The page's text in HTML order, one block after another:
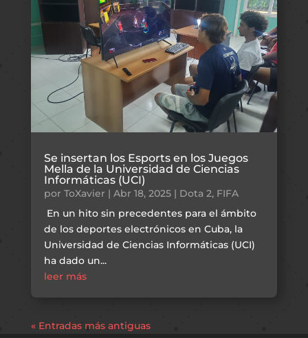
Se insertan los Esports en los Juegos
Mella de la Universidad de Ciencias
Informáticas (UCI)
por ToXavier | Abr 18, 2025| Dota 2, FIFA
En un hito sin precedentes para el ámbito
de los deportes electrónicos en Cuba, la
Universidad de Ciencias Informáticas (UCI)
ha dado un...
leer más
« Entradas más antiguas